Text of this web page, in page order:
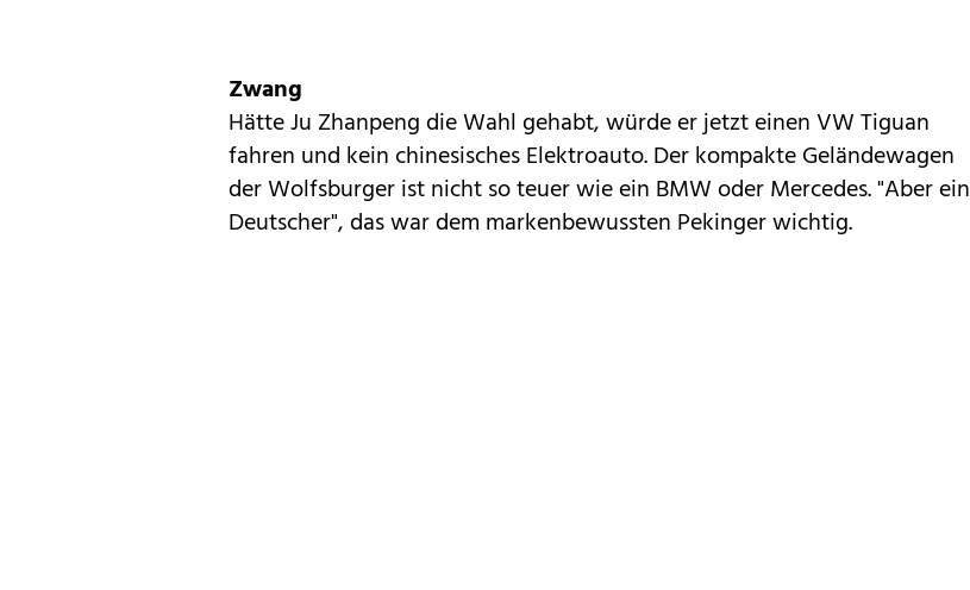
Zwang
Hätte Ju Zhanpeng die Wahl gehabt, würde er jetzt einenVW Tiguan
fahren und kein chinesisches Elektroauto. Der kompakte Geländewagen
der Wolfsburger ist nicht so teuer wie ein BMWoderMercedes. "Aber ein
Deutscher", das war dem markenbewussten Pekinger wichtig.